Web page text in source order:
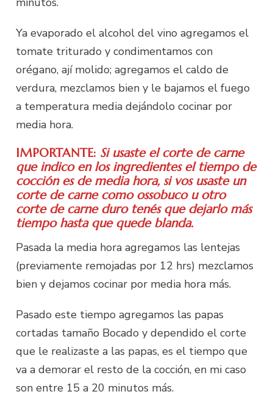
Ya evaporado el alcohol del vino agregamos el
tomate triturado y condimentamos con
orégano, ají molido; agregamos el caldo de
verdura, mezclamos bien y le bajamos el fuego
a temperatura media dejándolo cocinar por
media hora.
IMPORTANTE: Si usaste el corte de carne
que indico en los ingredientes el tiempo de
cocción es de media hora, si vos usaste un
corte de carne como ossobuco u otro
corte de carne duro tenés que dejarlo más
tiempo hasta que quede blanda.
Pasada la media hora agregamos las lentejas
(previamente remojadas por 12 hrs) mezclamos
bien y dejamos cocinar por media hora más.
Pasado este tiempo agregamos las papas
cortadas tamaño Bocado y dependido el corte
que le realizaste a las papas, es el tiempo que
va a demorar el resto de la cocción, en mi caso
son entre 15 a 20 minutos más.